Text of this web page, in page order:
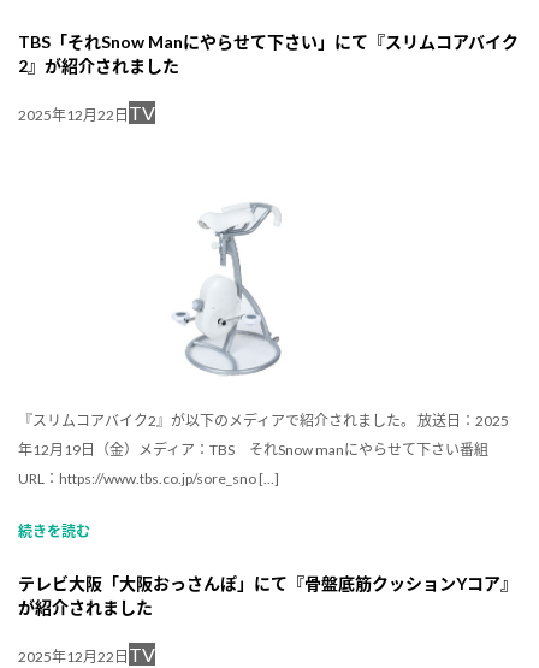
TBS「それSnow Manにやらせて下さい」にて『スリムコアバイク
2』が紹介されました
2025年12月22日 TV
『スリムコアバイク2』が以下のメディアで紹介されました。 放送日：2025
年12月19日（金）メディア：TBS それSnow manにやらせて下さい番組
URL：https://www.tbs.co.jp/sore_sno […]
続きを読む
テレビ大阪「大阪おっさんぽ」にて『骨盤底筋クッションYコア』
が紹介されました
2025年12月22日 TV